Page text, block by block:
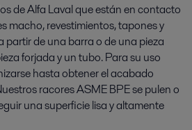
de Alfa Laval que están en contacto
macho, revestimientos, tapones y
partir de una barra o de una pieza
forjada y un tubo. Para su uso
hasta obtener el acabado
racores ASME BPE se pulen o
una superficie lisa y altamente